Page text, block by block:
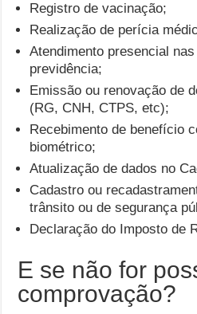
Registro de vacinação;
Realização de perícia
Atendimento presencial
previdência;
Emissão ou renovação de
(RG, CNH, CTPS, etc);
Recebimento de benefício
biométrico;
Atualização de dados no
Cadastro ou
trânsito ou de segurança
Declaração do Imposto de
E se não for
comprovação?